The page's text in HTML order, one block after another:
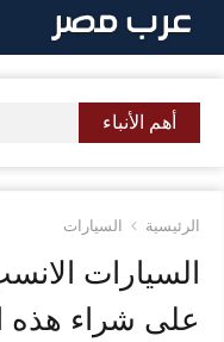
التخطي
أهم الأنباء
الرئيسية السيارات
السيارات
على شراء هذه